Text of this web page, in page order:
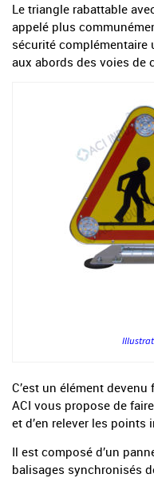
Le triangle rabattable
appelé plus
sécurité
aux abords des voies de
C’est un élément
ACI vous propose de
et d’en relever les points
Il est composé d’un
balisages synchronisés